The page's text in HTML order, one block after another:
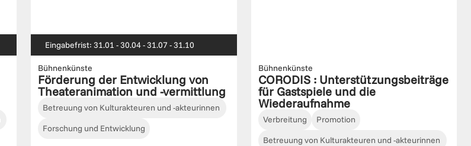
Eingabefrist: 31.01 - 30.04 - 31.07 - 31.10
Bühnenkünste
Förderung der Entwicklung von
Theateranimation und -vermittlung
Betreuung von Kulturakteuren und -akteurinnen
Forschung und Entwicklung
Bühnenkünste
CORODIS : Unterstützungsbeiträge
für Gastspiele und die
Wiederaufnahme
Verbreitung
Promotion
Betreuung von Kulturakteuren und -akteurinnen